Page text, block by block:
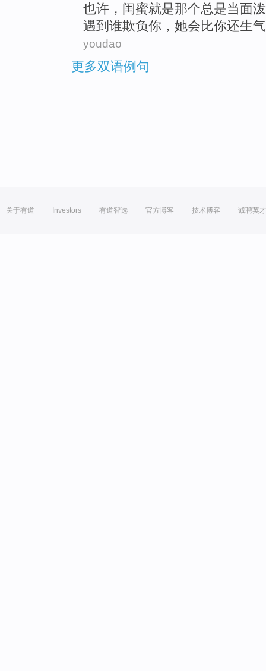
也许 ， 闺蜜就是那个总是当面泼
遇到 谁欺负你， 她会比你还生气
youdao
更多双语例句
关于有道 Investors 有道智选 官方博客 技术博客 诚聘英才